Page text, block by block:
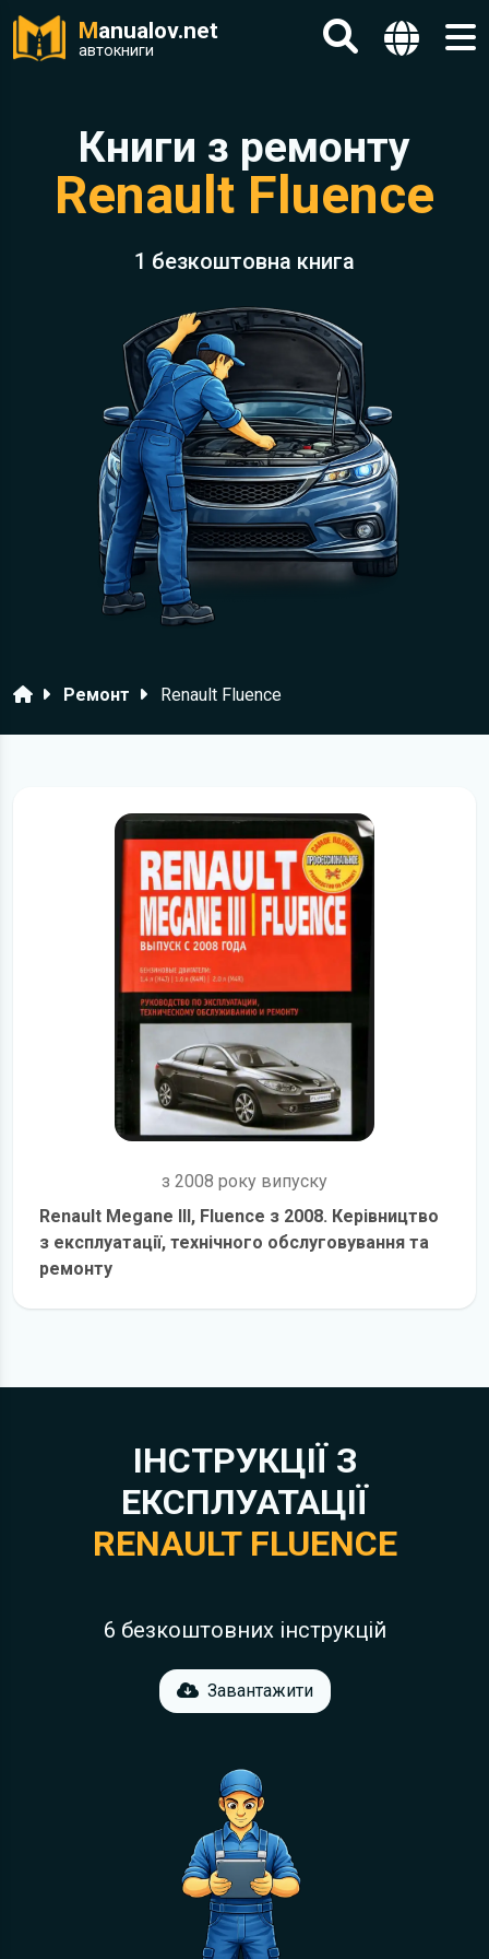
Manualov.net
автокниги
Книги з ремонту
Renault Fluence
1 безкоштовна книга
ГоловнаРемонт Renault Fluence
з 2008 року випуску
Renault Megane III, Fluence з 2008. Керівництво
з експлуатації, технічного обслуговування та
ремонту
ІНСТРУКЦІЇ З
ЕКСПЛУАТАЦІЇ
RENAULT FLUENCE
6 безкоштовних інструкцій
Завантажити